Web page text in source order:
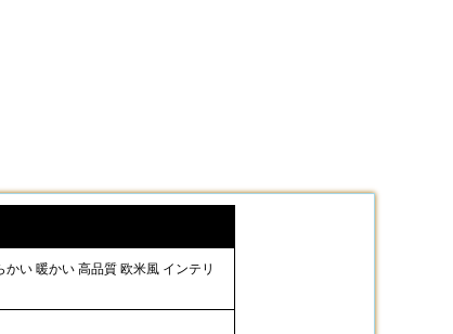
い 暖かい 高品質 欧米風 インテリ